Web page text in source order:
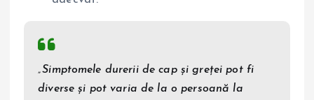
„Simptomele durerii de cap și greței pot fi
diverse și pot varia de la o persoană la